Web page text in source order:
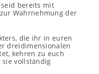
bereits mit
Wahrnehmung der
die ihr in euren
dreidimensionalen
kehren zu euch
vollständig